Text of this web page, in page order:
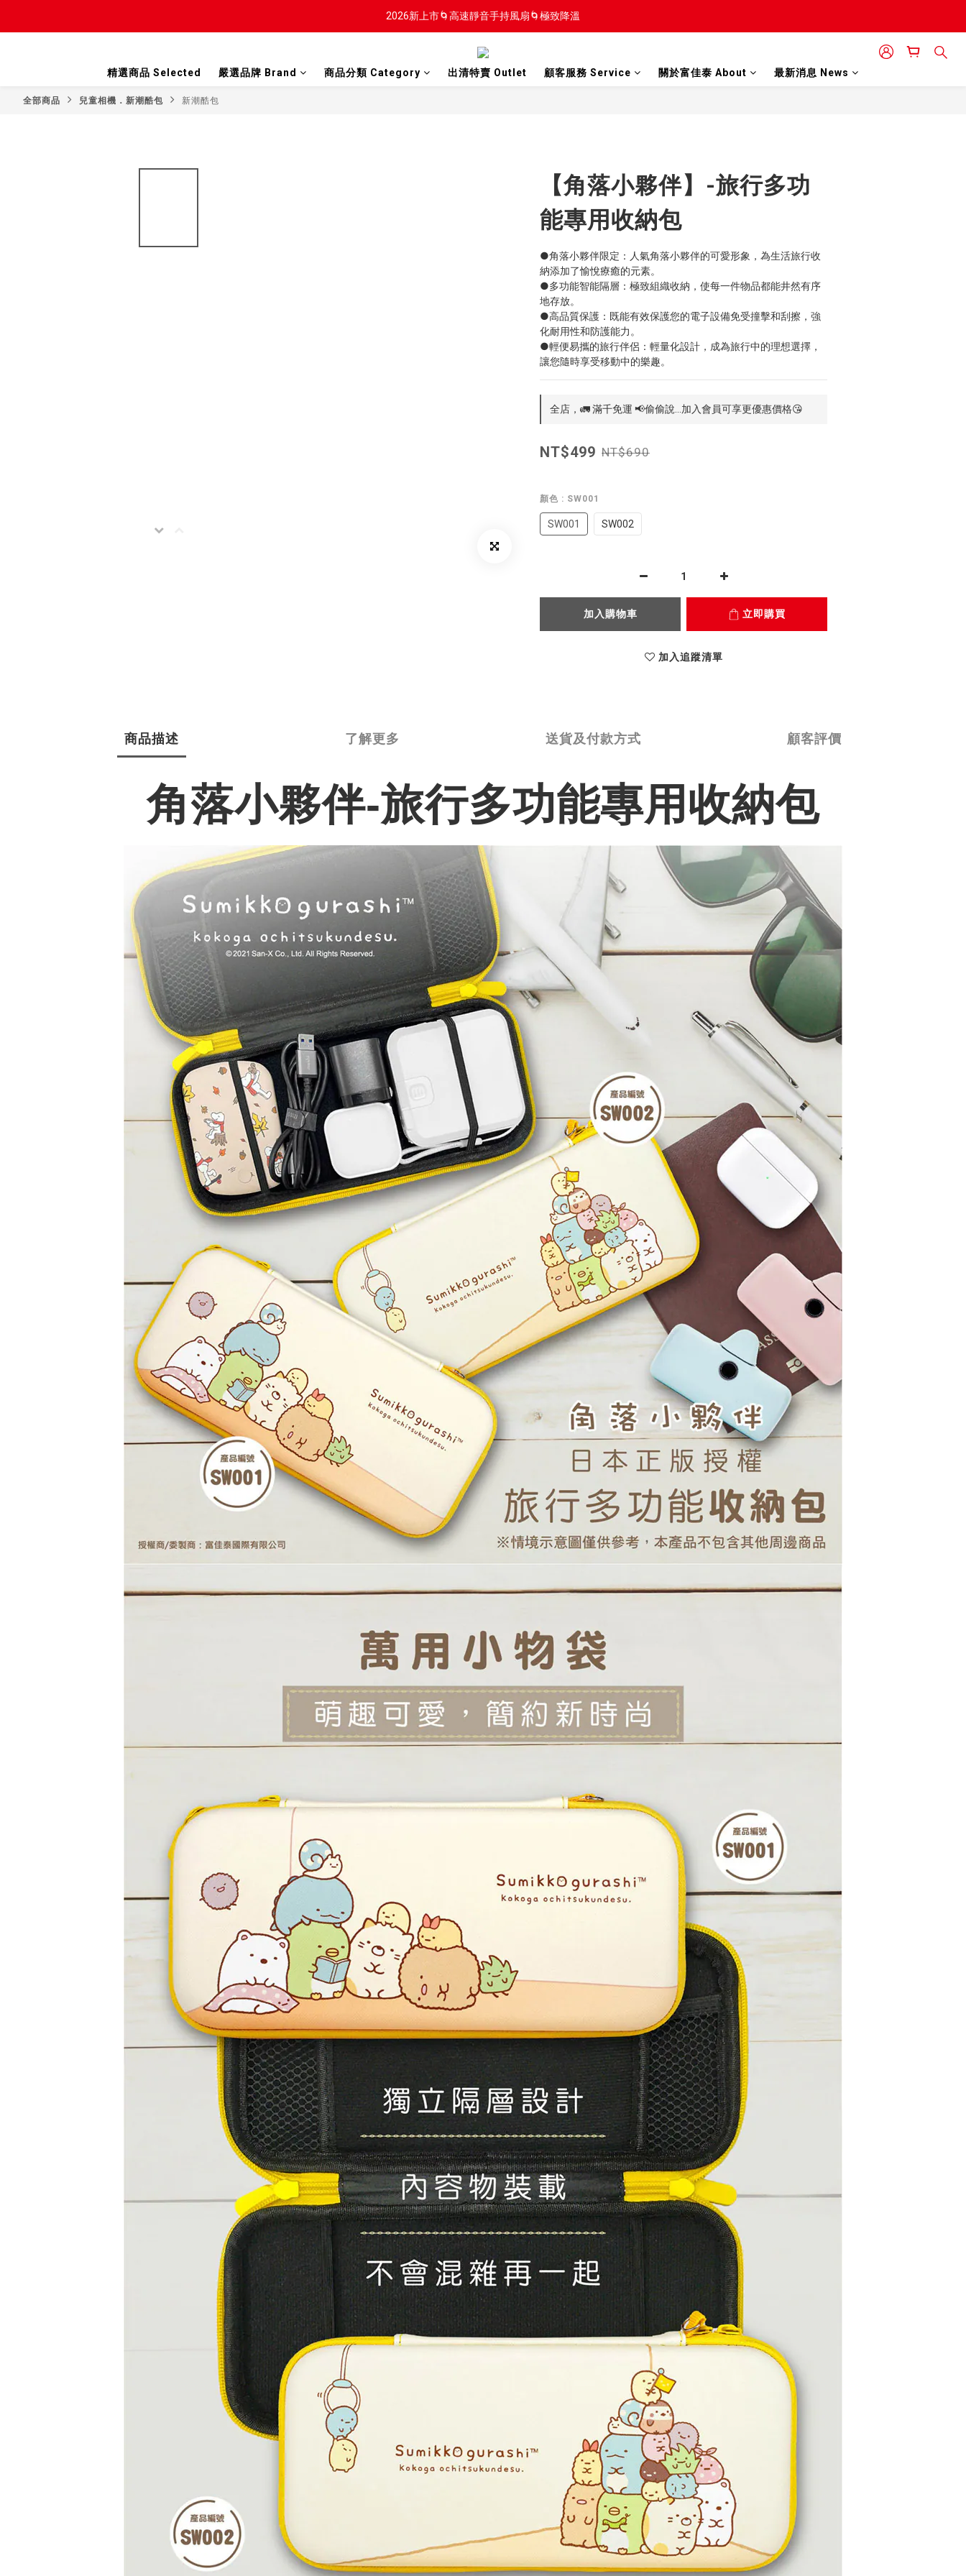
2026新上市🌀高速靜音手持風扇🌀極致降溫
2026新上市🌀高速靜音手持風扇🌀極致降溫
新會員贈$100入會金
2026新上市🌀高速靜音手持風扇🌀極致降溫
精選商品 Selected 嚴選品牌 Brand 商品分類 Category 出清特賣 Outlet 顧客服務 Service 關於富佳泰 About 最新消息 News
全部商品 兒童相機．新潮酷包 新潮酷包
【角落小夥伴】-旅行多功
能專用收納包
●角落小夥伴限定：人氣角落小夥伴的可愛形象，為生活旅行收
納添加了愉悅療癒的元素。
●多功能智能隔層：極致組織收納，使每一件物品都能井然有序
地存放。
●高品質保護：既能有效保護您的電子設備免受撞擊和刮擦，強
化耐用性和防護能力。
●輕便易攜的旅行伴侶：輕量化設計，成為旅行中的理想選擇，
讓您隨時享受移動中的樂趣。
全店，🚛 滿千免運 📢偷偷說...加入會員可享更優惠價格😘
NT$499 NT$690
顏色 : SW001
SW001 SW002
加入購物車 立即購買
加入追蹤清單
商品描述 了解更多 送貨及付款方式 顧客評價
角落小夥伴-旅行多功能專用收納包